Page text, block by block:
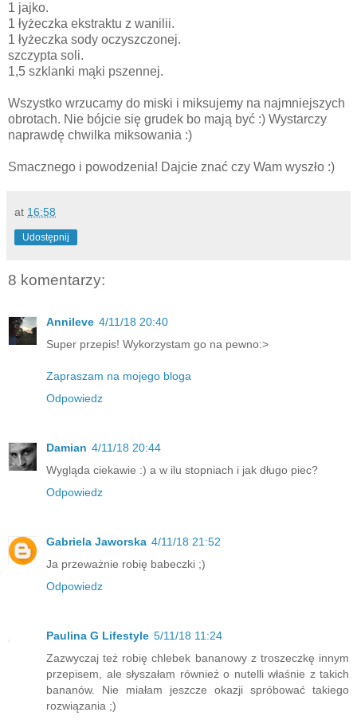
1 jajko.
1 łyżeczka ekstraktu z wanilii.
1 łyżeczka sody oczyszczonej.
szczypta soli.
1,5 szklanki mąki pszennej.
Wszystko wrzucamy do miski i miksujemy na najmniejszych
obrotach. Nie bójcie się grudek bo mają być :) Wystarczy
naprawdę chwilka miksowania :)
Smacznego i powodzenia! Dajcie znać czy Wam wyszło :)
at 16:58
Udostępnij
8 komentarzy:
Annileve 4/11/18 20:40
Super przepis! Wykorzystam go na pewno:>
Zapraszam na mojego bloga
Odpowiedz
Damian 4/11/18 20:44
Wygląda ciekawie :) a w ilu stopniach i jak długo piec?
Odpowiedz
Gabriela Jaworska 4/11/18 21:52
Ja przeważnie robię babeczki ;)
Odpowiedz
Paulina G Lifestyle 5/11/18 11:24
Zazwyczaj też robię chlebek bananowy z troszeczkę innym
przepisem, ale słyszałam również o nutelli właśnie z takich
bananów. Nie miałam jeszcze okazji spróbować takiego
rozwiązania ;)